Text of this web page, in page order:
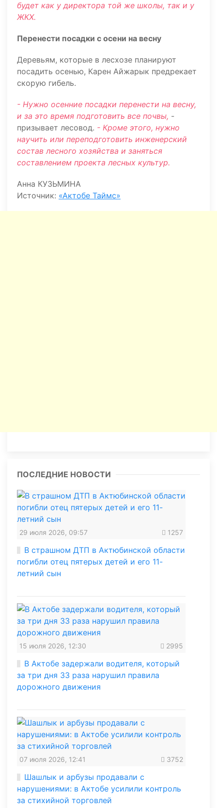
будет как у директора той же школы, так и у
ЖКХ.
Перенести посадки с осени на весну
Деревьям, которые в лесхозе планируют
посадить осенью, Карен Айжарык предрекает
скорую гибель.
- Нужно осенние посадки перенести на весну,
и за это время подготовить все почвы, -
призывает лесовод. - Кроме этого, нужно
научить или переподготовить инженерский
состав лесного хозяйства и заняться
составлением проекта лесных культур.
Анна КУЗЬМИНА
Источник: «Актобе Таймс»
ПОСЛЕДНИЕ НОВОСТИ
29 июля 2026, 09:57 1257
В страшном ДТП в Актюбинской области
погибли отец пятерых детей и его 11-
летний сын
15 июля 2026, 12:30 2995
В Актобе задержали водителя, который
за три дня 33 раза нарушил правила
дорожного движения
07 июля 2026, 12:41 3752
Шашлык и арбузы продавали с
нарушениями: в Актобе усилили контроль
за стихийной торговлей